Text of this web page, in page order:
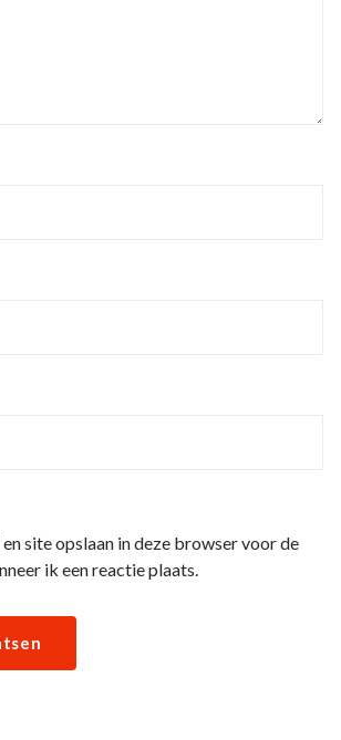
site opslaan in deze browser voor de
ik een reactie plaats.